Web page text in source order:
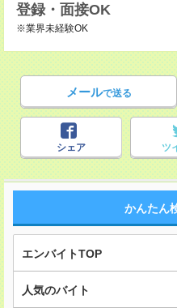
登録・面接OK
※業界未経験OK
メールで送る
シェア ツ
かんたん
エンバイトTOP
人気のバイト